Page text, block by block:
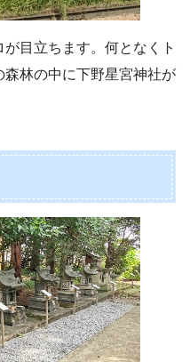
目立ちます。何となくト
森林の中に下野星宮神社が